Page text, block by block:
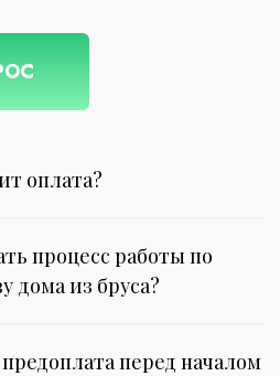
оплата?
процесс работы по
дома из бруса?
перед началом